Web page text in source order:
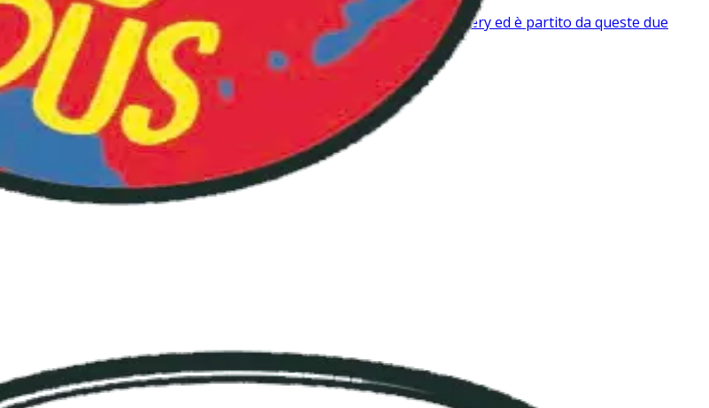
Club Itaca Milano sta lavorando da tempo sui temi della Recovery ed è partito da queste due